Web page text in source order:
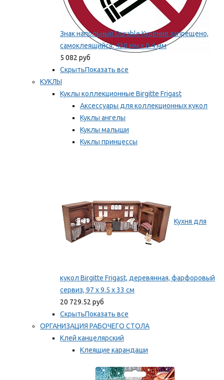
Знак напольный Durable Курение запрещено,
самоклеящийся, 430 мм х 0.4 мм
5 082 руб
СкрытьПоказать все
КУКЛЫ
Куклы коллекционные Birgitte Frigast
Аксессуары для коллекционных кукол
Куклы ангелы
Куклы малыши
Куклы принцессы
Кухня для
кукол Birgitte Frigast, деревянная, фарфоровый
сервиз, 97 x 9.5 x 33 см
20 729.52 руб
СкрытьПоказать все
ОРГАНИЗАЦИЯ РАБОЧЕГО СТОЛА
Клей канцелярский
Клеящие карандаши
Мы рекомендуем